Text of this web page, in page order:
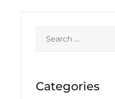
for:
Categories